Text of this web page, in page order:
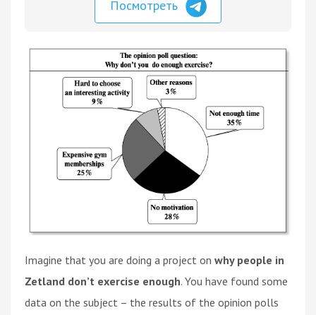
Посмотреть
Imagine that you are doing a project on why people in
Zetland don’t exercise enough. You have found some
data on the subject – the results of the opinion polls